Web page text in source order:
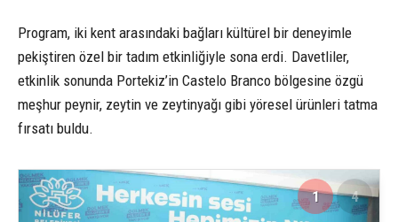
Program, iki kent arasındaki bağları kültürel bir deneyimle
pekiştiren özel bir tadım etkinliğiyle sona erdi. Davetliler,
etkinlik sonunda Portekiz’in Castelo Branco bölgesine özgü
meşhur peynir, zeytin ve zeytinyağı gibi yöresel ürünleri tatma
fırsatı buldu.
1 4